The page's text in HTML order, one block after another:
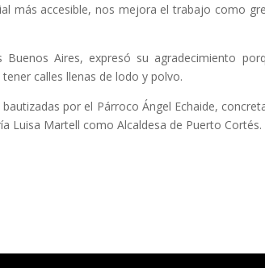
más accesible, nos mejora el trabajo como
Aires, expresó su agradecimiento
calles llenas de lodo y polvo.
por el Párroco Ángel Echaide,
Luisa Martell como Alcaldesa de Puerto Cortés.